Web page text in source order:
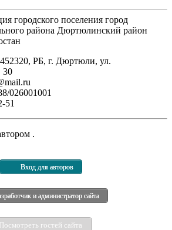
городского поселения город
района Дюртюлинский район
РБ, г. Дюртюли, ул.
30
026001001
51
.
Вход для авторов
и администратор сайта
Посмотреть гостей сайта